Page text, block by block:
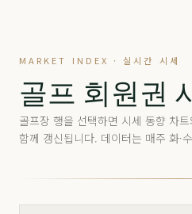
MARKET INDEX · 실시간 시세
골프 회원권
골프장 행을 선택하면 시세 동향 차
함께 갱신됩니다. 데이터는 매주 화·